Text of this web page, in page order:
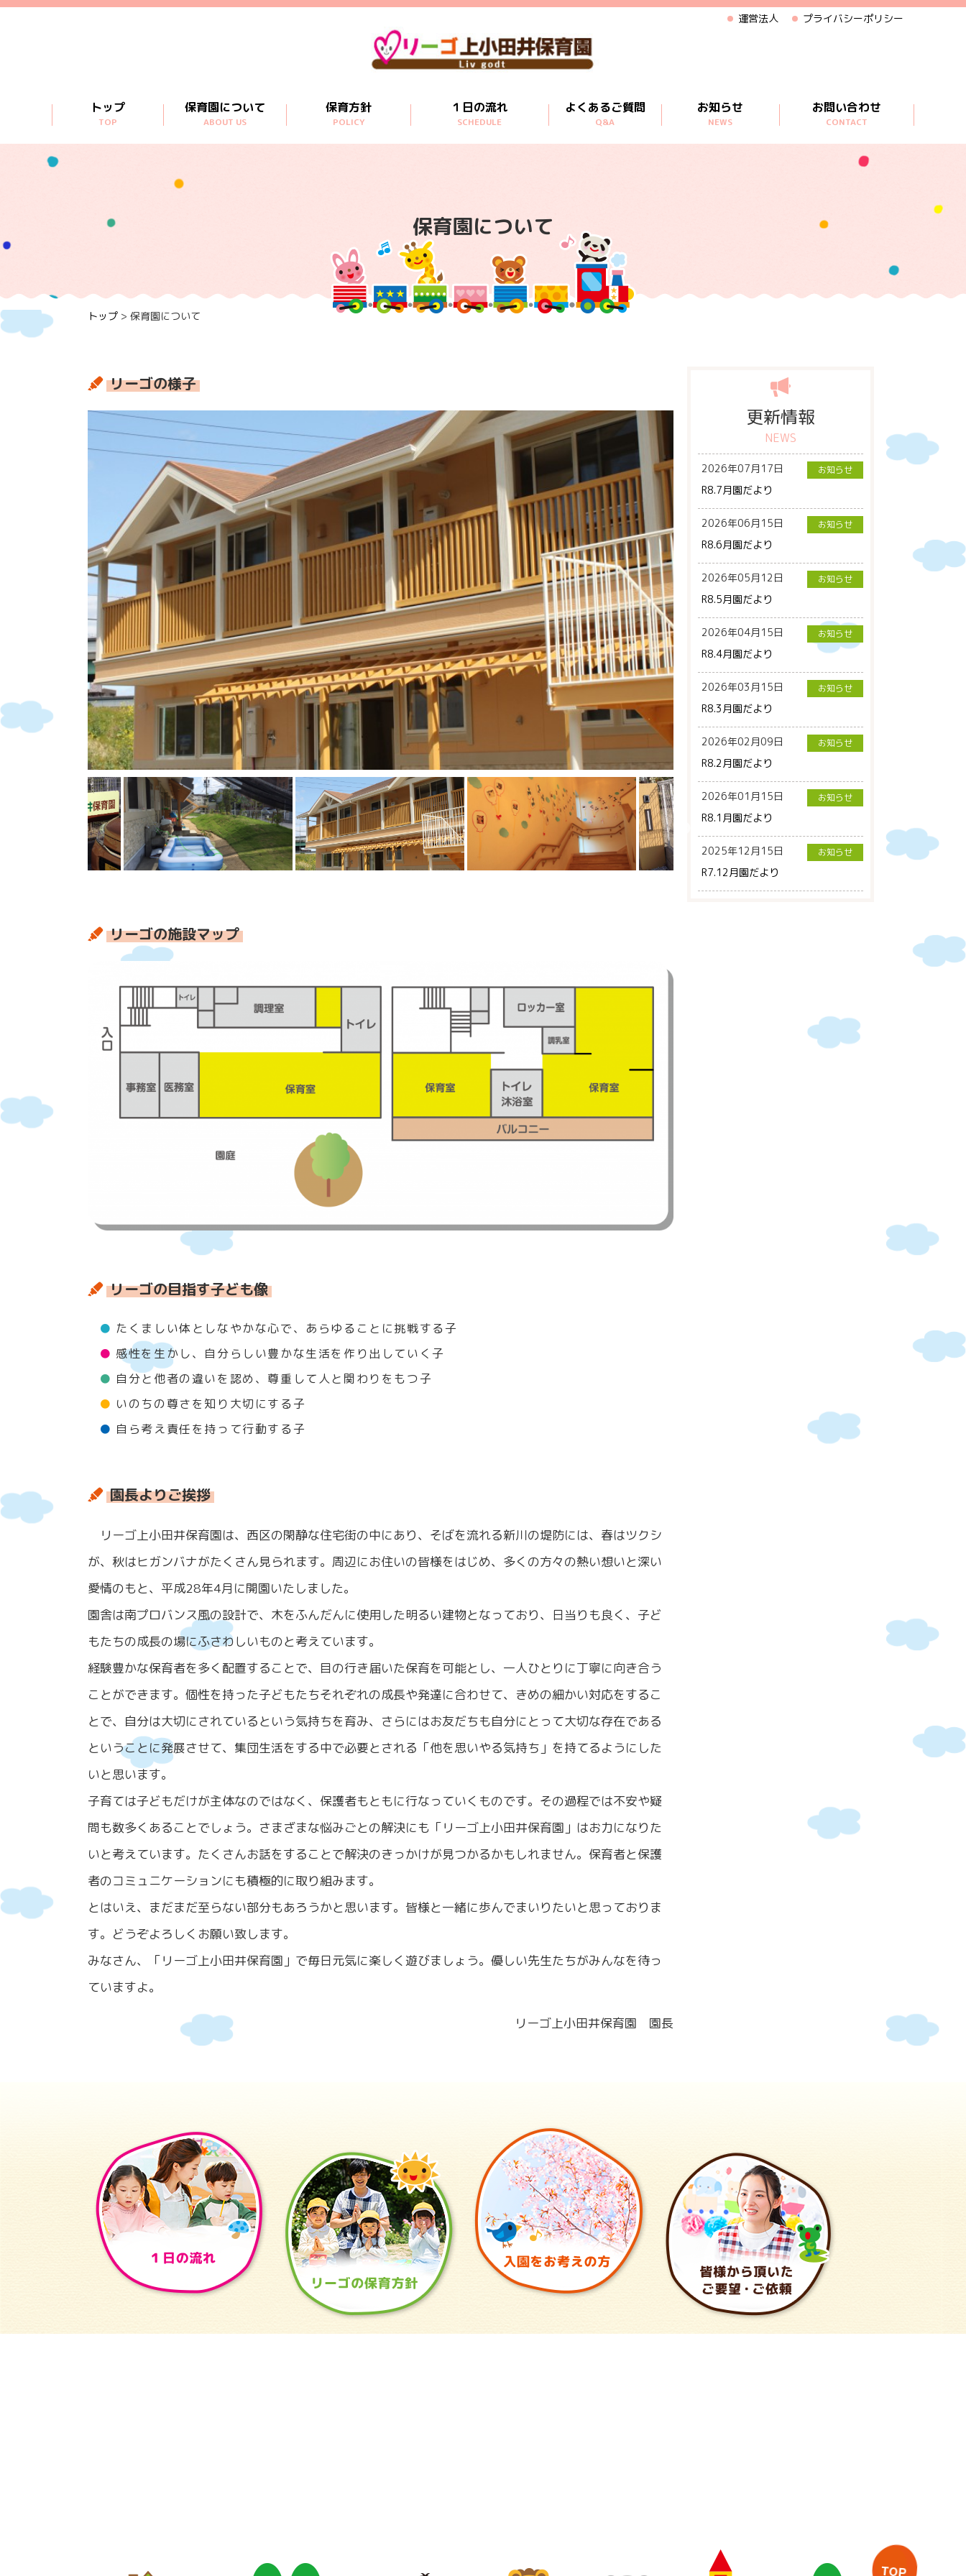
運営法人 プライバシーポリシー
トップ
TOP
保育園について
ABOUT US
保育方針
POLICY
１日の流れ
SCHEDULE
よくあるご質問
Q&A
お知らせ
NEWS
お問い合わせ
CONTACT
保育園について
トップ > 保育園について
リーゴの様子
リーゴの施設マップ
リーゴの目指す子ども像
たくましい体としなやかな心で、あらゆることに挑戦する子
感性を生かし、自分らしい豊かな生活を作り出していく子
自分と他者の違いを認め、尊重して人と関わりをもつ子
いのちの尊さを知り大切にする子
自ら考え責任を持って行動する子
園長よりご挨拶
リーゴ上小田井保育園は、西区の閑静な住宅街の中にあり、そばを流れる新川の堤防には、春はツクシ
が、秋はヒガンバナがたくさん見られます。周辺にお住いの皆様をはじめ、多くの方々の熱い想いと深い
愛情のもと、平成28年4月に開園いたしました。
園舎は南プロバンス風の設計で、木をふんだんに使用した明るい建物となっており、日当りも良く、子ど
もたちの成長の場にふさわしいものと考えています。
経験豊かな保育者を多く配置することで、目の行き届いた保育を可能とし、一人ひとりに丁寧に向き合う
ことができます。個性を持った子どもたちそれぞれの成長や発達に合わせて、きめの細かい対応をするこ
とで、自分は大切にされているという気持ちを育み、さらにはお友だちも自分にとって大切な存在である
ということに発展させて、集団生活をする中で必要とされる「他を思いやる気持ち」を持てるようにした
いと思います。
子育ては子どもだけが主体なのではなく、保護者もともに行なっていくものです。その過程では不安や疑
問も数多くあることでしょう。さまざまな悩みごとの解決にも「リーゴ上小田井保育園」はお力になりた
いと考えています。たくさんお話をすることで解決のきっかけが見つかるかもしれません。保育者と保護
者のコミュニケーションにも積極的に取り組みます。
とはいえ、まだまだ至らない部分もあろうかと思います。皆様と一緒に歩んでまいりたいと思っておりま
す。どうぞよろしくお願い致します。
みなさん、「リーゴ上小田井保育園」で毎日元気に楽しく遊びましょう。優しい先生たちがみんなを待っ
ていますよ。
リーゴ上小田井保育園 園長
更新情報
NEWS
2026年07月17日 お知らせ
R8.7月園だより
2026年06月15日 お知らせ
R8.6月園だより
2026年05月12日 お知らせ
R8.5月園だより
2026年04月15日 お知らせ
R8.4月園だより
2026年03月15日 お知らせ
R8.3月園だより
2026年02月09日 お知らせ
R8.2月園だより
2026年01月15日 お知らせ
R8.1月園だより
2025年12月15日 お知らせ
R7.12月園だより